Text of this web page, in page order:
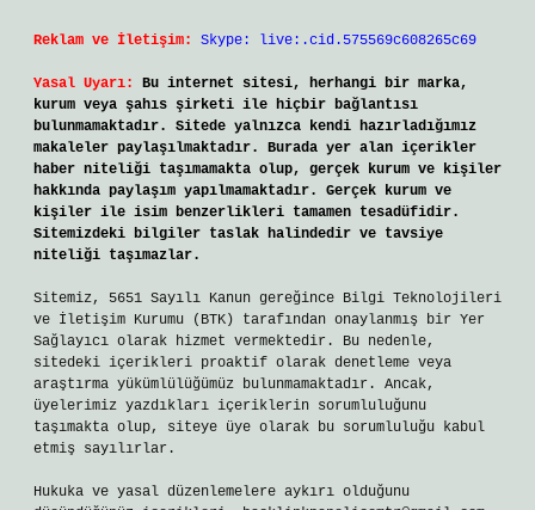
Reklam ve İletişim: Skype: live:.cid.575569c608265c69
Yasal Uyarı:
Bu internet sitesi, herhangi bir marka,
kurum veya şahıs şirketi ile hiçbir bağlantısı
bulunmamaktadır. Sitede yalnızca kendi hazırladığımız
makaleler paylaşılmaktadır. Burada yer alan içerikler
haber niteliği taşımamakta olup, gerçek kurum ve kişiler
hakkında paylaşım yapılmamaktadır. Gerçek kurum ve
kişiler ile isim benzerlikleri tamamen tesadüfidir.
Sitemizdeki bilgiler taslak halindedir ve tavsiye
niteliği taşımazlar.
Sitemiz, 5651 Sayılı Kanun gereğince Bilgi Teknolojileri
ve İletişim Kurumu (BTK) tarafından onaylanmış bir Yer
Sağlayıcı olarak hizmet vermektedir. Bu nedenle,
sitedeki içerikleri proaktif olarak denetleme veya
araştırma yükümlülüğümüz bulunmamaktadır. Ancak,
üyelerimiz yazdıkları içeriklerin sorumluluğunu
taşımakta olup, siteye üye olarak bu sorumluluğu kabul
etmiş sayılırlar.
Hukuka ve yasal düzenlemelere aykırı olduğunu